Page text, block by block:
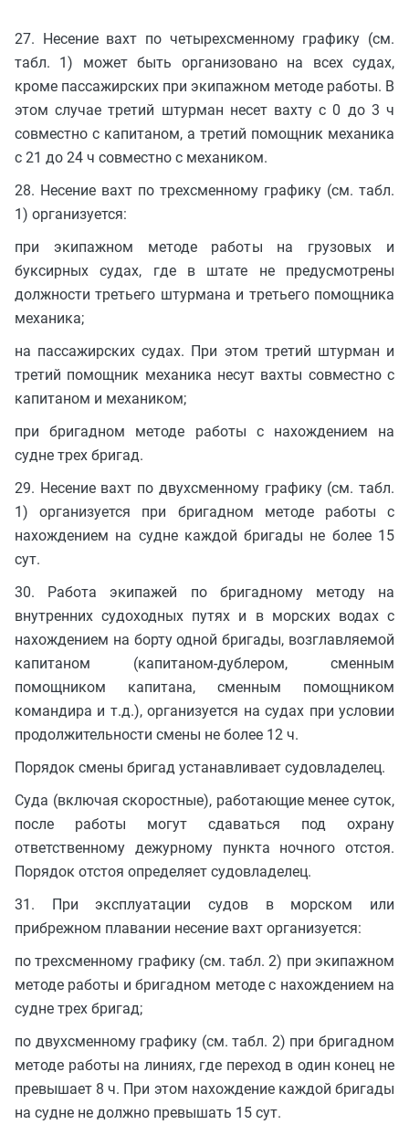
27. Несение вахт по четырехсменному графику (см.
табл. 1) может быть организовано на всех судах,
кроме пассажирских при экипажном методе работы. В
этом случае третий штурман несет вахту с 0 до 3 ч
совместно с капитаном, а третий помощник механика
с 21 до 24 ч совместно с механиком.
28. Несение вахт по трехсменному графику (см. табл.
1) организуется:
при экипажном методе работы на грузовых и
буксирных судах, где в штате не предусмотрены
должности третьего штурмана и третьего помощника
механика;
на пассажирских судах. При этом третий штурман и
третий помощник механика несут вахты совместно с
капитаном и механиком;
при бригадном методе работы с нахождением на
судне трех бригад.
29. Несение вахт по двухсменному графику (см. табл.
1) организуется при бригадном методе работы с
нахождением на судне каждой бригады не более 15
сут.
30. Работа экипажей по бригадному методу на
внутренних судоходных путях и в морских водах с
нахождением на борту одной бригады, возглавляемой
капитаном (капитаном-дублером, сменным
помощником капитана, сменным помощником
командира и т.д.), организуется на судах при условии
продолжительности смены не более 12 ч.
Порядок смены бригад устанавливает судовладелец.
Суда (включая скоростные), работающие менее суток,
после работы могут сдаваться под охрану
ответственному дежурному пункта ночного отстоя.
Порядок отстоя определяет судовладелец.
31. При эксплуатации судов в морском или
прибрежном плавании несение вахт организуется:
по трехсменному графику (см. табл. 2) при экипажном
методе работы и бригадном методе с нахождением на
судне трех бригад;
по двухсменному графику (см. табл. 2) при бригадном
методе работы на линиях, где переход в один конец не
превышает 8 ч. При этом нахождение каждой бригады
на судне не должно превышать 15 сут.